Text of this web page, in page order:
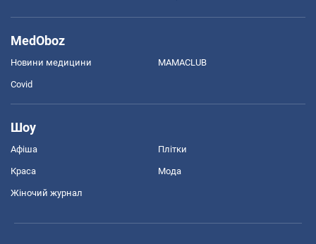
MedOboz
Новини медицини MAMACLUB
Covid
Шоу
Афіша Плітки
Краса Мода
Жіночий журнал